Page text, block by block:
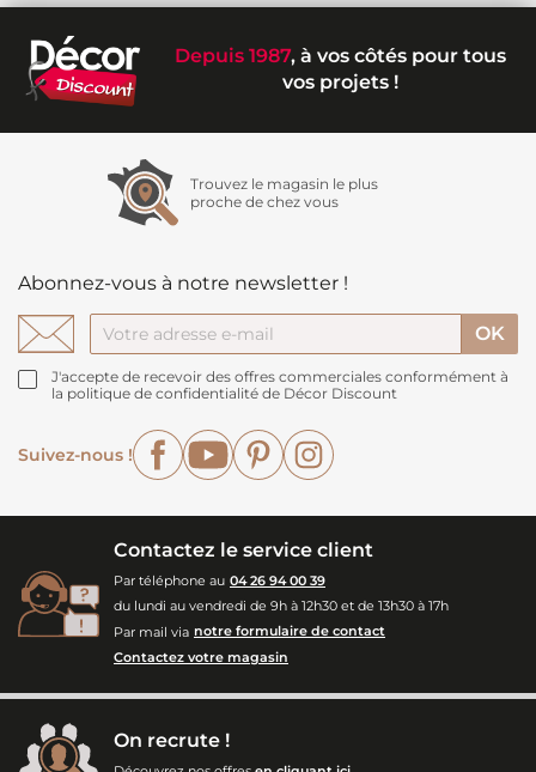
Depuis 1987, à vos côtés pour tous
vos projets !
Trouvez le magasin le plus
proche de chez vous
Abonnez-vous à notre newsletter !
J'accepte de recevoir des offres commerciales conformément à
la politique de confidentialité de Décor Discount
Suivez-nous !
FacebookYouTubePinterest
Contactez le service client
Par téléphone au 04 26 94 00 39
du lundi au vendredi de 9h à 12h30 et de 13h30 à 17h
Par mail via notre formulaire de contact
Contactez votre magasin
On recrute !